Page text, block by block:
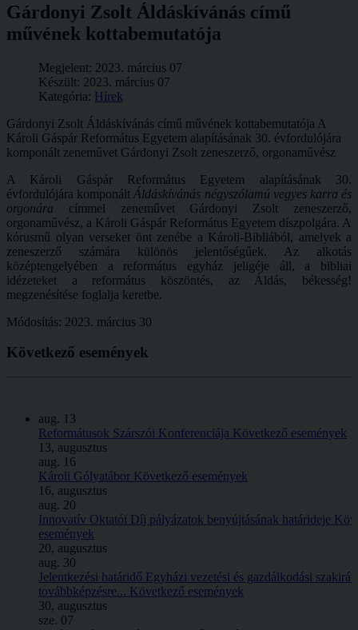
Gárdonyi Zsolt Áldáskívánás című
művének kottabemutatója
Megjelent: 2023. március 07
Készült: 2023. március 07
Kategória: Hírek
Gárdonyi Zsolt Áldáskívánás című művének kottabemutatója A
Károli Gáspár Református Egyetem alapításának 30. évfordulójára
komponált zeneművet Gárdonyi Zsolt zeneszerző, orgonaművész
A Károli Gáspár Református Egyetem alapításának 30.
évfordulójára komponált Áldáskívánás négyszólamú vegyes karra és
orgonára címmel zeneművet Gárdonyi Zsolt zeneszerző,
orgonaművész, a Károli Gáspár Református Egyetem díszpolgára. A
kórusmű olyan verseket önt zenébe a Károli-Bibliából, amelyek a
zeneszerző számára különös jelentőségűek. Az alkotás
középtengelyében a református egyház jeligéje áll, a bibliai
idézeteket a református köszöntés, az Áldás, békesség!
megzenésítése foglalja keretbe.
Módosítás: 2023. március 30
Következő események
aug. 13
Reformátusok Szárszói Konferenciája Következő események
13, augusztus
aug. 16
Károli Gólyatábor Következő események
16, augusztus
aug. 20
Innovatív Oktatói Díj pályázatok benyújtásának határideje
események
20, augusztus
aug. 30
Jelentkezési határidő Egyházi vezetési és gazdálkodási
továbbképzésre... Következő események
30, augusztus
sze. 07